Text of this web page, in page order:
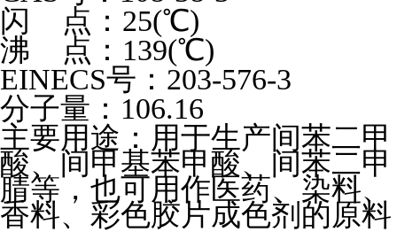
闪 点：25(℃)
沸 点：139(℃)
EINECS号：203-576-3
分子量：106.16
主要用途：用于生产间苯二甲
酸、间甲基苯甲酸、间苯二甲
腈等，也可用作医药、染料、
香料、彩色胶片成色剂的原料